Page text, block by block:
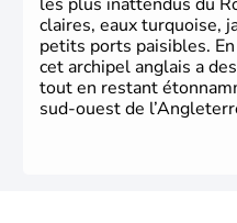
1980, d’importantes
lelibéralisme,
développement. Son
sa culture et son
les plus inattendus du
claires, eaux turquoise,
petits ports paisibles.
cet archipel anglais a
tout en restant
sud-ouest de